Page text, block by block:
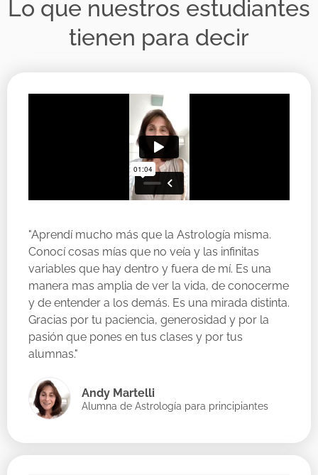
Lo que nuestros estudiantes
tienen para decir
"Aprendí mucho más que la Astrología misma.
Conocí cosas mías que no veía y las infinitas
variables que hay dentro y fuera de mí. Es una
manera mas amplia de ver la vida, de conocerme
y de entender a los demás. Es una mirada distinta.
Gracias por tu paciencia, generosidad y por la
pasión que pones en tus clases y por tus
alumnas."
Andy Martelli
Alumna de Astrología para principiantes